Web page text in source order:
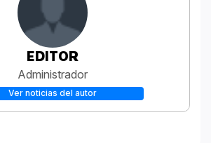
EDITOR
Administrador
Ver noticias del autor